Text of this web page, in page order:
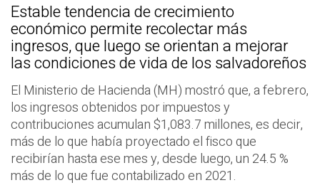
Estable tendencia de crecimiento
económico permite recolectar más
ingresos, que luego se orientan a mejorar
las condiciones de vida de los salvadoreños
El Ministerio de Hacienda (MH) mostró que, a febrero,
los ingresos obtenidos por impuestos y
contribuciones acumulan $1,083.7 millones, es decir,
más de lo que había proyectado el fisco que
recibirían hasta ese mes y, desde luego, un 24.5 %
más de lo que fue contabilizado en 2021.